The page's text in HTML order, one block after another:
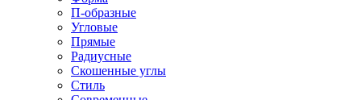
П-образные
Угловые
Прямые
Радиусные
Скошенные углы
Стиль